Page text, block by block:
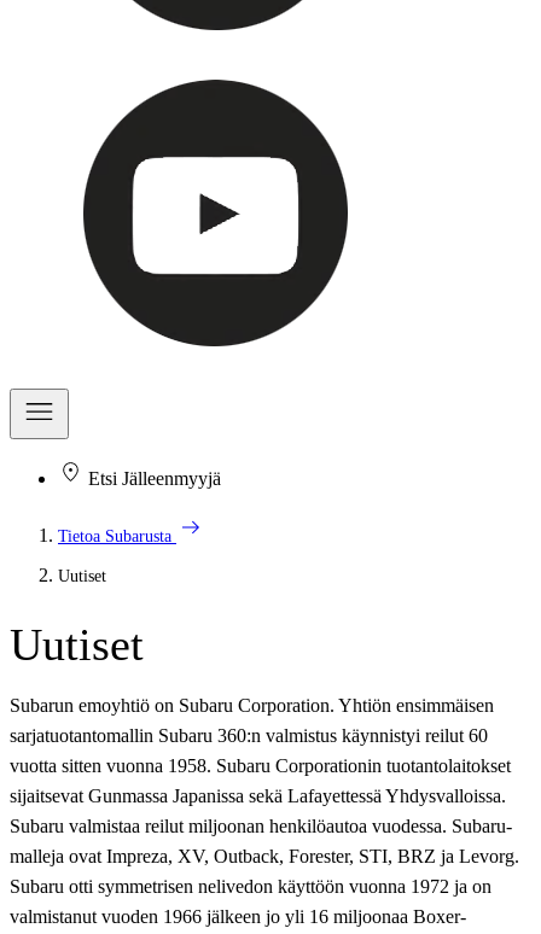
Etsi Jälleenmyyjä
Tietoa Subarusta arrow_right_alt
Uutiset
Uutiset
Subarun emoyhtiö on Subaru Corporation. Yhtiön ensimmäisen
sarjatuotantomallin Subaru 360:n valmistus käynnistyi reilut 60
vuotta sitten vuonna 1958. Subaru Corporationin tuotantolaitokset
sijaitsevat Gunmassa Japanissa sekä Lafayettessä Yhdysvalloissa.
Subaru valmistaa reilut miljoonan henkilöautoa vuodessa. Subaru-
malleja ovat Impreza, XV, Outback, Forester, STI, BRZ ja Levorg.
Subaru otti symmetrisen nelivedon käyttöön vuonna 1972 ja on
valmistanut vuoden 1966 jälkeen jo yli 16 miljoonaa Boxer-